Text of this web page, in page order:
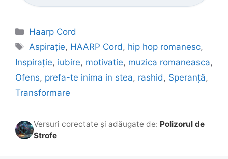
Categorii
Haarp Cord
Etichete
Aspirație, HAARP Cord, hip hop romanesc,
Inspirație, iubire, motivatie, muzica romaneasca,
Ofens, prefa-te inima in stea, rashid, Speranță,
Transformare
Versuri corectate și adăugate de: Polizorul de
Strofe